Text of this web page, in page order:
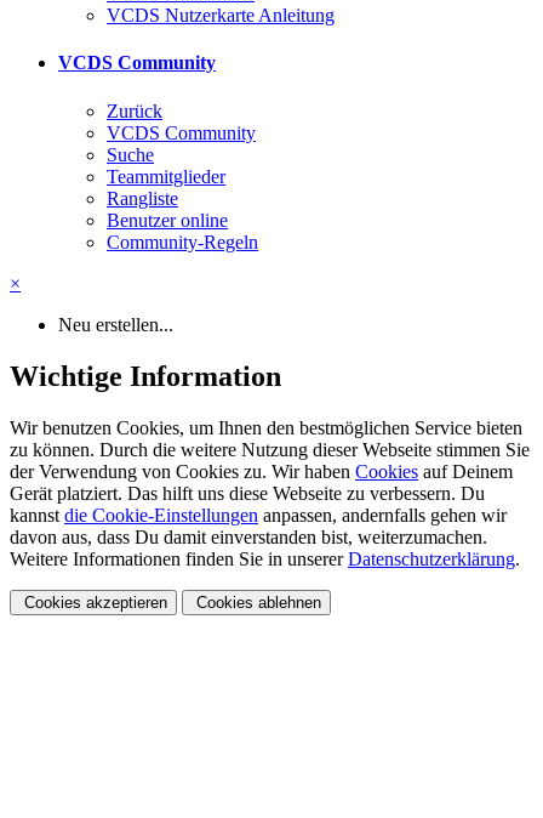
VCDS Nutzerkarte Anleitung
VCDS Community
Zurück
VCDS Community
Suche
Teammitglieder
Rangliste
Benutzer online
Community-Regeln
×
Neu erstellen...
Wichtige Information
Wir benutzen Cookies, um Ihnen den bestmöglichen Service bieten
zu können. Durch die weitere Nutzung dieser Webseite stimmen Sie
der Verwendung von Cookies zu. Wir haben Cookies auf Deinem
Gerät platziert. Das hilft uns diese Webseite zu verbessern. Du
kannst die Cookie-Einstellungen anpassen, andernfalls gehen wir
davon aus, dass Du damit einverstanden bist, weiterzumachen.
Weitere Informationen finden Sie in unsererDatenschutzerklärung.
Cookies akzeptieren Cookies ablehnen